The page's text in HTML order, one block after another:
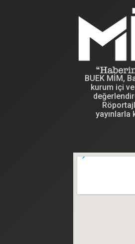
BUEK MİM,
kurum içi
yayınlarla